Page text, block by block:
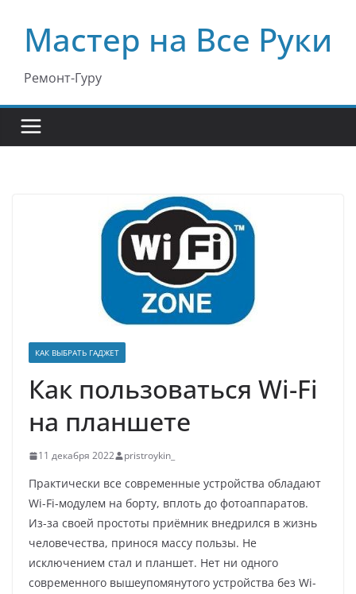
содержимому
Мастер на Все Руки
Ремонт-Гуру
КАК ВЫБРАТЬ ГАДЖЕТ
Как пользоваться Wi-Fi
на планшете
11 декабря 2022 pristroykin_
Практически все современные устройства обладают
Wi-Fi-модулем на борту, вплоть до фотоаппаратов.
Из-за своей простоты приёмник внедрился в жизнь
человечества, принося массу пользы. Не
исключением стал и планшет. Нет ни одного
современного вышеупомянутого устройства без Wi-